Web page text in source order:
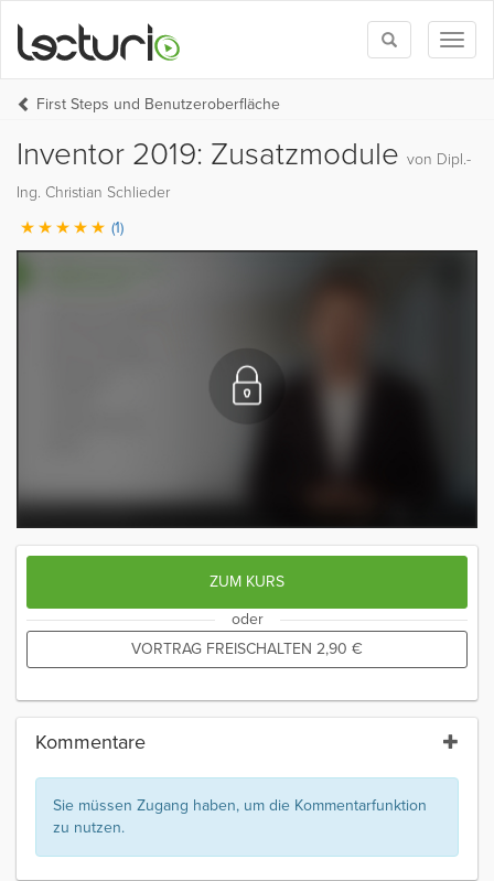
Toggle
search
First Steps und Benutzeroberfläche
Inventor 2019: Zusatzmodule von Dipl.-
Ing. Christian Schlieder
(1)
ZUM KURS
oder
VORTRAG FREISCHALTEN 2,90 €
Kommentare
Sie müssen Zugang haben, um die Kommentarfunktion
zu nutzen.